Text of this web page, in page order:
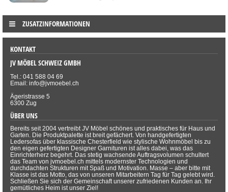
ZUSATZINFORMATIONEN
KONTAKT
JV MÖBEL SCHWEIZ GMBH
Tel.: 041 588 04 69
Email: info@jvmoebel.ch
Ägeristrasse 5
6300 Zug
ÜBER UNS
Bereits seit 2004 vertreibt JV Möbel schönes und praktisches für Haus und
Garten. Die Produktpalette ist breit gefächert. Von handgefertigten
Ledersofas über klassische Chesterfield wie stylische Wohnmöbel bis zu
den eigen gefertigten Designer Garnituren ist alles dabei, was das
Einrichterherz begehrt. Das stetig wachsende Auftragsvolumen schultert
das Team von jvmoebel.ch mittels modernster Technologien und
durchdachten Strukturen mit Spaß und Motivation. Masse – aber bitte mit
Klasse ist das Motto, das von unseren Mitarbeitern Tag für Tag gelebt wird.
Schließen Sie sich der Gemeinschaft unserer zufriedenen Kunden an. Ihr
gemütliches Heim ist unser Ziel!